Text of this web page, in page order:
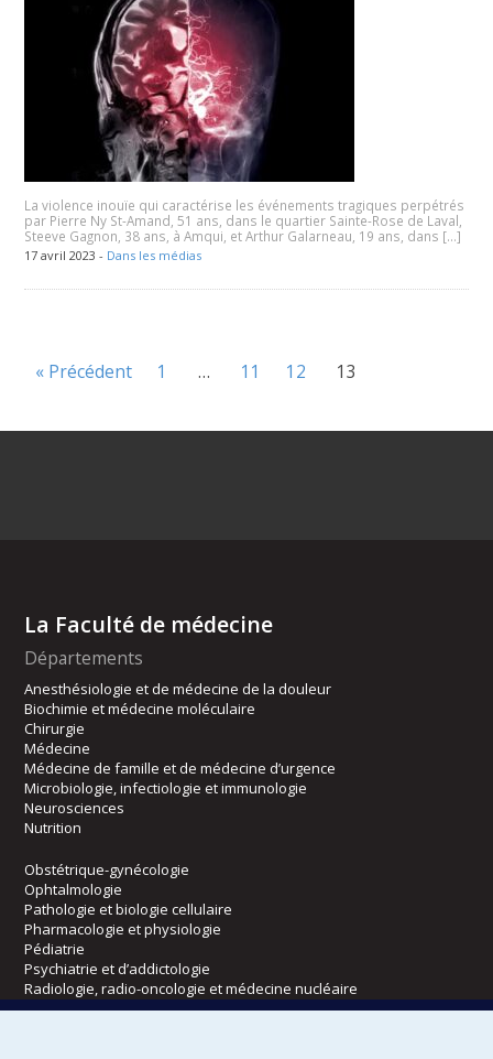
La violence inouïe qui caractérise les événements tragiques perpétrés
par Pierre Ny St-Amand, 51 ans, dans le quartier Sainte-Rose de Laval,
Steeve Gagnon, 38 ans, à Amqui, et Arthur Galarneau, 19 ans, dans […]
17 avril 2023 - Dans les médias
« Précédent 1 … 11 12 13
La Faculté de médecine
Départements
Anesthésiologie et de médecine de la douleur
Biochimie et médecine moléculaire
Chirurgie
Médecine
Médecine de famille et de médecine d’urgence
Microbiologie, infectiologie et immunologie
Neurosciences
Nutrition
Obstétrique-gynécologie
Ophtalmologie
Pathologie et biologie cellulaire
Pharmacologie et physiologie
Pédiatrie
Psychiatrie et d’addictologie
Radiologie, radio-oncologie et médecine nucléaire